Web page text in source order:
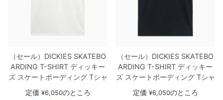
（セール） DICKIES SKATEBO
ARDING T-SHIRT ディッキー
ズ スケートボーディングTシャ
DICKIES x THRASHER GRA
PHICWHITEスケートボード
定価 ¥6,050のところ
（セール） DICKIES SKATEBO
ARDING T-SHIRT ディッキー
ズ スケートボーディングTシャ
DICKIES x THRASHER GRA
PHICBLACKスケートボード
定価 ¥6,050のところ